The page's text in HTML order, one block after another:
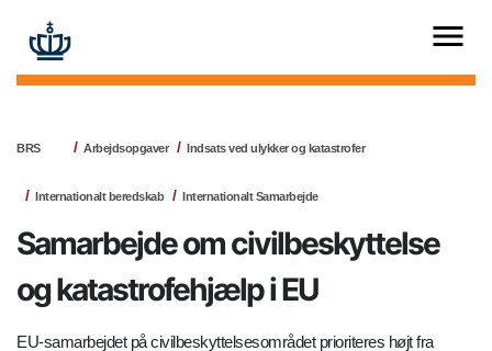
BRS Arbejdsopgaver Indsats ved ulykker og katastrofer
Internationalt beredskab Internationalt Samarbejde
Samarbejde om civilbeskyttelse
og katastrofehjælp i EU
EU-samarbejdet på civilbeskyttelsesområdet prioriteres højt fra